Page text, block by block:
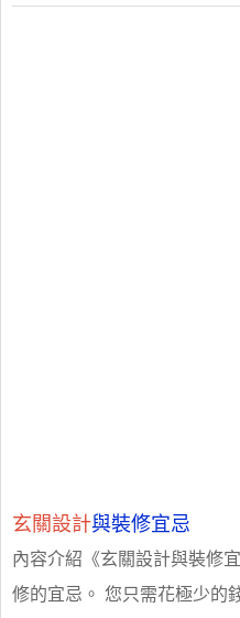
玄關設計與裝修宜忌
內容介紹《玄關設計與裝修
修的宜忌。 您只需花極少的